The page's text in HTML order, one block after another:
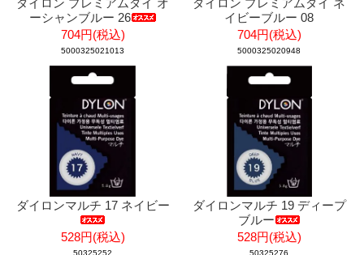
ーシャンブルー 26
704円(税込)
5000325021013
イビーブルー 08
704円(税込)
5000325020948
ダイロンマルチ 17 ネイビー
528円(税込)
50325252
ダイロンマルチ 19 ディープ
ブルー
528円(税込)
50325276